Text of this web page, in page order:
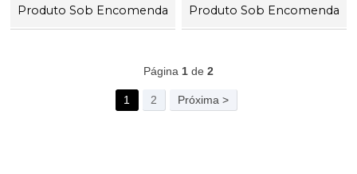
Produto Sob Encomenda Produto Sob Encomenda
Página 1de 2
1 2 Próxima >